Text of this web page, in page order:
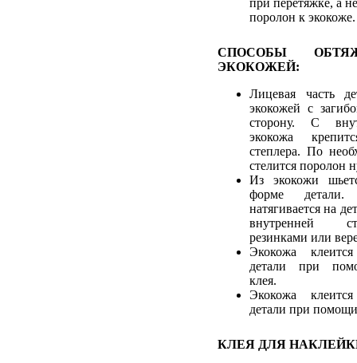
поролон к экокоже.
СПОСОБЫ
ЭКОКОЖЕЙ:
Лицевая часть
экокожей с
сторону. С
экокожа
степлера. По
стелится
Из экокожи
форме детали.
натягивается на
внутренней
резинками или
Экокожа
детали при
клея.
Экокожа
детали при
КЛЕЯ ДЛЯ